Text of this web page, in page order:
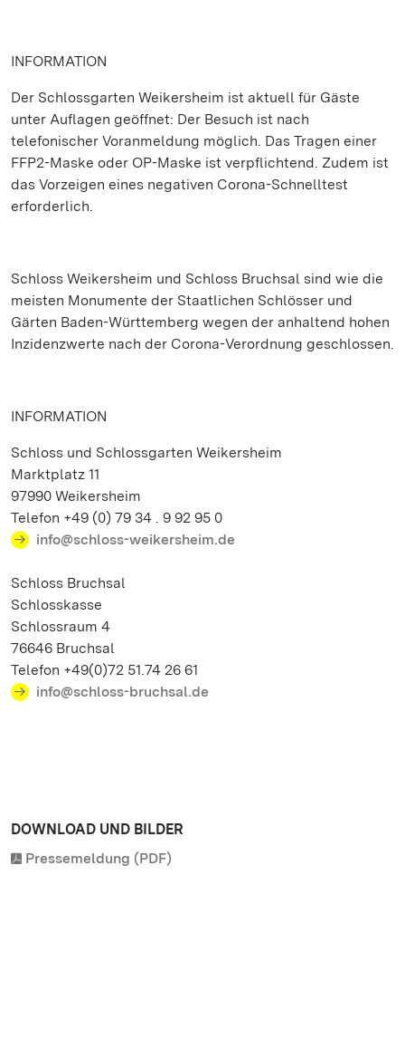
INFORMATION
Der Schlossgarten Weikersheim ist aktuell für Gäste
unter Auflagen geöffnet: Der Besuch ist nach
telefonischer Voranmeldung möglich. Das Tragen einer
FFP2-Maske oder OP-Maske ist verpflichtend. Zudem ist
das Vorzeigen eines negativen Corona-Schnelltest
erforderlich.
Schloss Weikersheim und Schloss Bruchsal sind wie die
meisten Monumente der Staatlichen Schlösser und
Gärten Baden-Württemberg wegen der anhaltend hohen
Inzidenzwerte nach der Corona-Verordnung geschlossen.
INFORMATION
Schloss und Schlossgarten Weikersheim
Marktplatz 11
97990 Weikersheim
Telefon +49 (0) 79 34 . 9 92 95 0
info@schloss-weikersheim.de
Schloss Bruchsal
Schlosskasse
Schlossraum 4
76646 Bruchsal
Telefon +49(0)72 51.74 26 61
info@schloss-bruchsal.de
DOWNLOAD UND BILDER
Pressemeldung (PDF)